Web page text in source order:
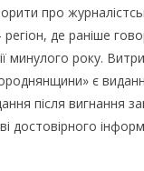
про
де раніше
минулого року.
є
після вигнання
достовірного